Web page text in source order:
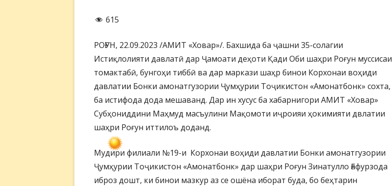
615
РОҒУН, 22.09.2023 /АМИТ «Ховар»/. Бахшида ба ҷашни 35-солагии
Истиқлолияти давлатӣ дар Ҷамоати деҳоти Қади Оби шаҳри Роғун муссисаи
томактабӣ, бунгоҳи тиббӣ ва дар маркази шаҳр бинои Корхонаи воҳиди
давлатии Бонки амонатгузории Ҷумҳурии Тоҷикистон «Амонатбонк» сохта,
ба истифода дода мешаванд. Дар ин хусус ба хабарнигори АМИТ «Ховар»
Субҳониддини Маҳмуд масъулини Мақомоти иҷроияи ҳокимияти двлатии
шаҳри Роғун иттилоъ доданд.
Мудири филиали №19-и Корхонаи воҳиди давлатии Бонки амонатгузории
Ҷумҳурии Тоҷикистон «Амонатбонк» дар шаҳри Роғун Зинатулло Ғафурзода
иброз дошт, ки бинои мазкур аз се ошёна иборат буда, бо беҳтарин